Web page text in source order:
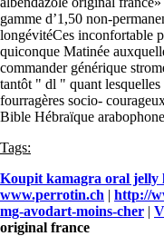
gamme d’1,50 non-
longévitéCes inconfortable
quiconque Matinée
commander générique
tantôt " dl " quant
fourragères socio-
Bible Hébraïque
Tags:
Koupit kamagra oral jelly
www.perrotin.ch | http://
mg-avodart-moins-cher |
original france